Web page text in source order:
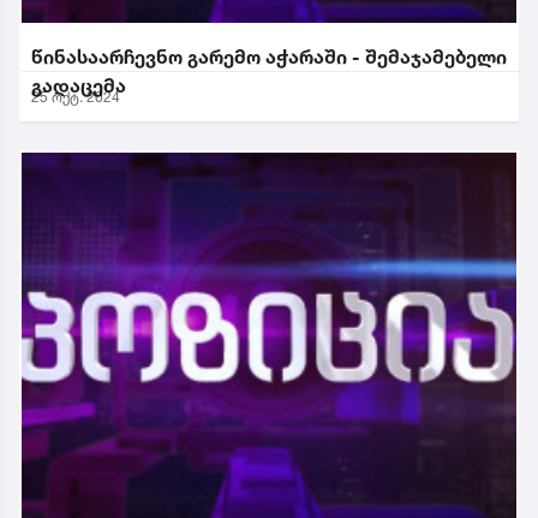
წინასაარჩევნო გარემო აჭარაში - შემაჯამებელი
გადაცემა
25 ოქტ. 2024